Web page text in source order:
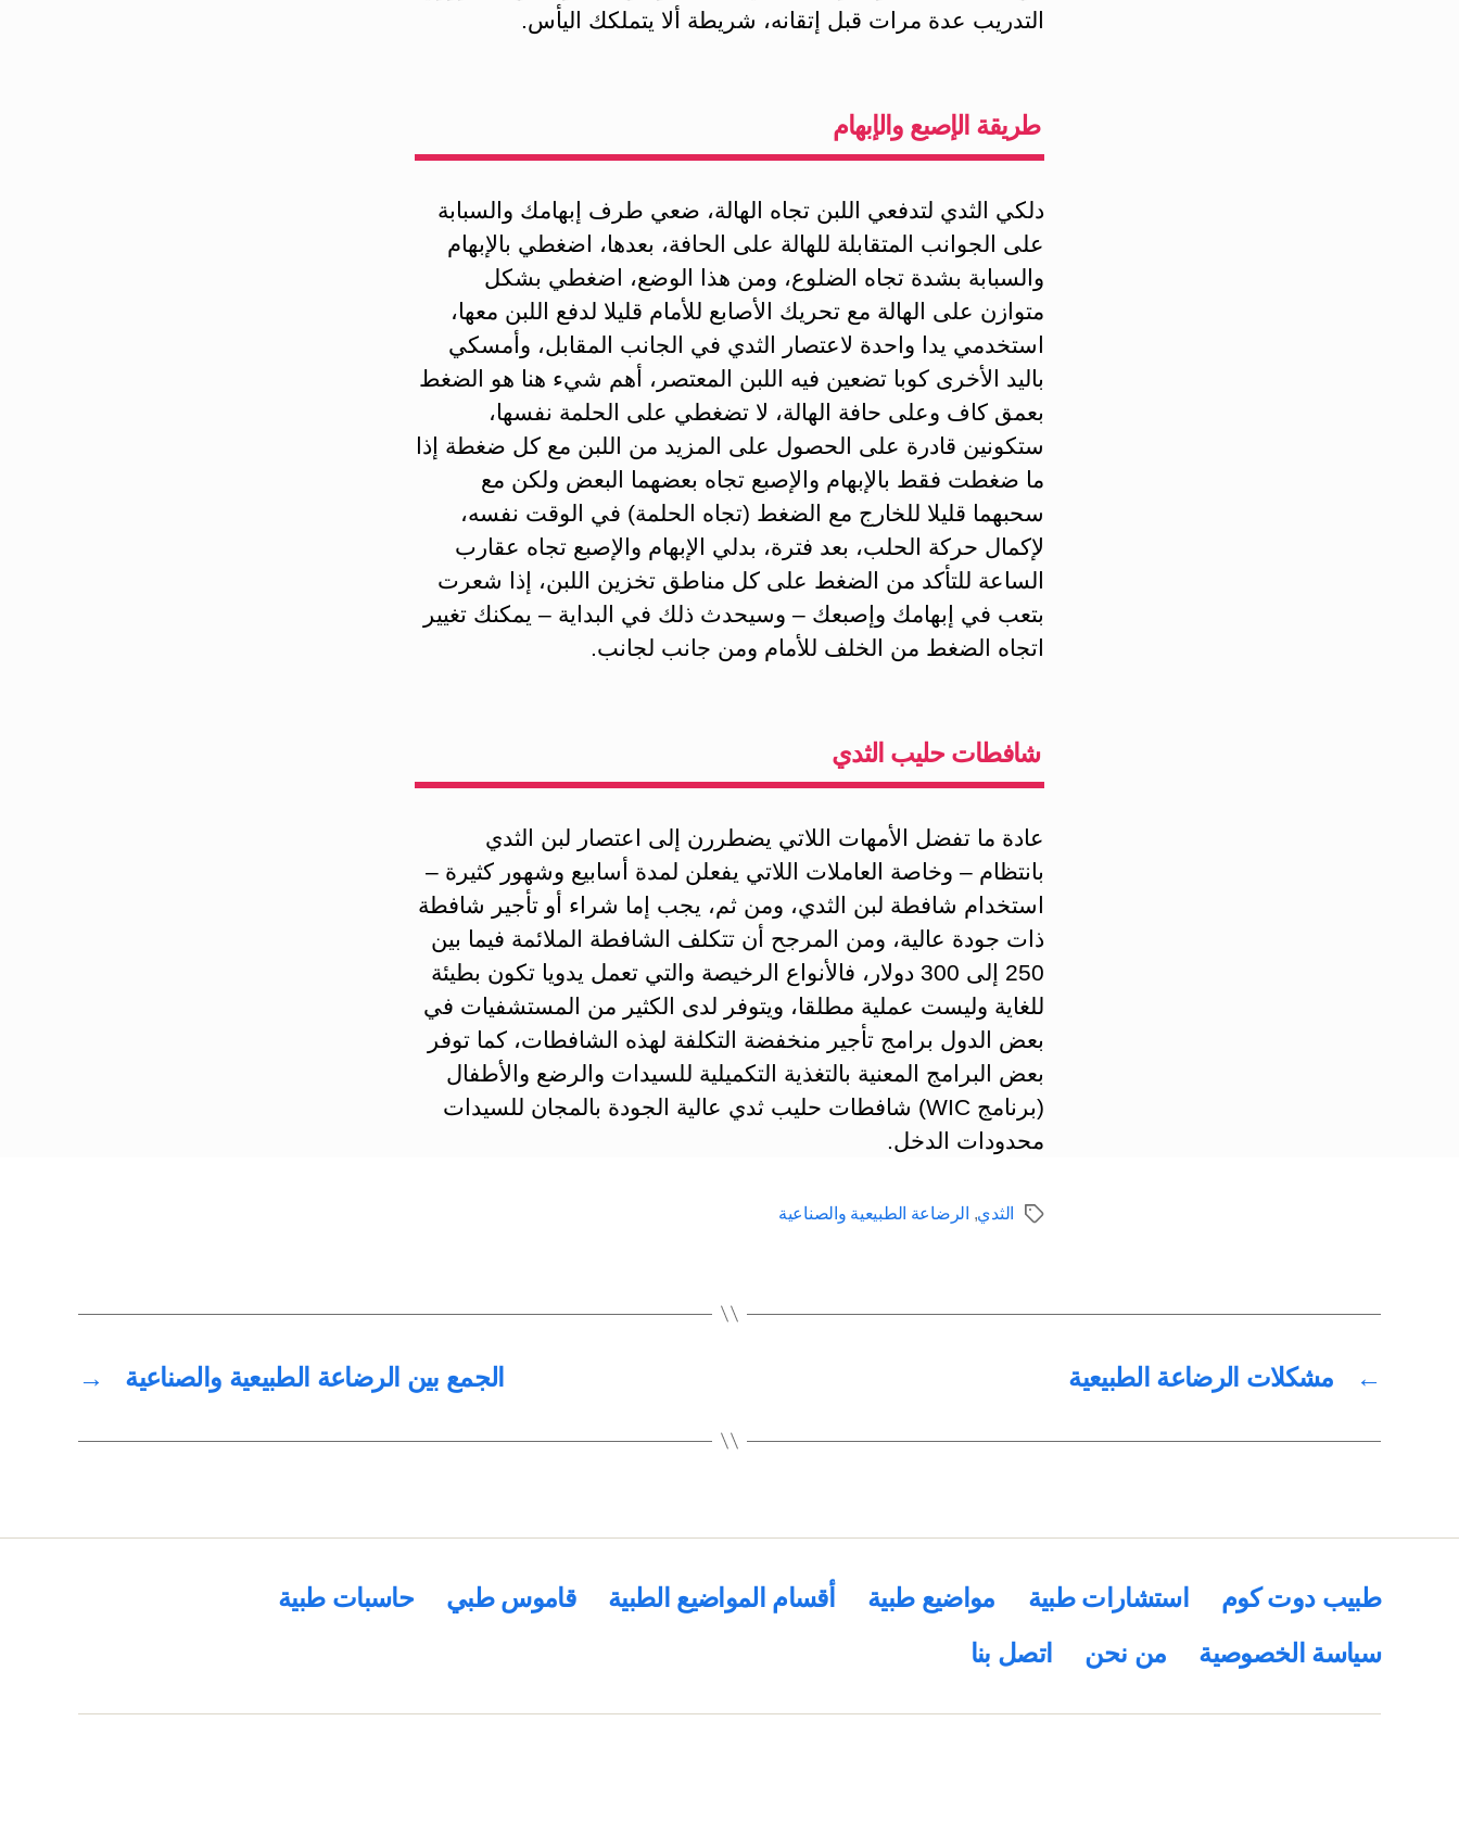
التدريب عدة مرات قبل إتقانه، شريطة ألا يتملكك اليأس.
طريقة الإصبع والإبهام
دلكي الثدي لتدفعي اللبن تجاه الهالة، ضعي طرف إبهامك والسبابة
على الجوانب المتقابلة للهالة على الحافة، بعدها، اضغطي بالإبهام
والسبابة بشدة تجاه الضلوع، ومن هذا الوضع، اضغطي بشكل
متوازن على الهالة مع تحريك الأصابع للأمام قليلا لدفع اللبن معها،
استخدمي يدا واحدة لاعتصار الثدي في الجانب المقابل، وأمسكي
باليد الأخرى كوبا تضعين فيه اللبن المعتصر، أهم شيء هنا هو الضغط
بعمق كاف وعلى حافة الهالة، لا تضغطي على الحلمة نفسها،
ستكونين قادرة على الحصول على المزيد من اللبن مع كل ضغطة إذا
ما ضغطت فقط بالإبهام والإصبع تجاه بعضهما البعض ولكن مع
سحبهما قليلا للخارج مع الضغط (تجاه الحلمة) في الوقت نفسه،
لإكمال حركة الحلب، بعد فترة، بدلي الإبهام والإصبع تجاه عقارب
الساعة للتأكد من الضغط على كل مناطق تخزين اللبن، إذا شعرت
بتعب في إبهامك وإصبعك – وسيحدث ذلك في البداية – يمكنك تغيير
اتجاه الضغط من الخلف للأمام ومن جانب لجانب.
شافطات حليب الثدي
عادة ما تفضل الأمهات اللاتي يضطررن إلى اعتصار لبن الثدي
بانتظام – وخاصة العاملات اللاتي يفعلن لمدة أسابيع وشهور كثيرة –
استخدام شافطة لبن الثدي، ومن ثم، يجب إما شراء أو تأجير شافطة
ذات جودة عالية، ومن المرجح أن تتكلف الشافطة الملائمة فيما بين
250 إلى 300 دولار، فالأنواع الرخيصة والتي تعمل يدويا تكون بطيئة
للغاية وليست عملية مطلقا، ويتوفر لدى الكثير من المستشفيات في
بعض الدول برامج تأجير منخفضة التكلفة لهذه الشافطات، كما توفر
بعض البرامج المعنية بالتغذية التكميلية للسيدات والرضع والأطفال
(برنامج WIC) شافطات حليب ثدي عالية الجودة بالمجان للسيدات
محدودات الدخل.
الوسومالثدي, الرضاعة الطبيعية والصناعية
← مشكلات الرضاعة الطبيعية → الجمع بين الرضاعة الطبيعية والصناعية
طبيب دوت كوم استشارات طبية مواضيع طبية أقسام المواضيع الطبية قاموس طبي
حاسبات طبية
سياسة الخصوصية
من نحن اتصل بنا